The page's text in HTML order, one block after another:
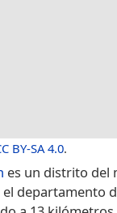
BY-SA 4.0.
es un distrito del
departamento